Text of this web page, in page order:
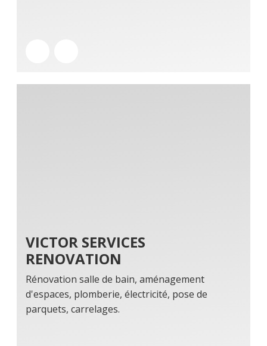
VICTOR SERVICES
RENOVATION
Rénovation salle de bain, aménagement
d'espaces, plomberie, électricité, pose de
parquets, carrelages.